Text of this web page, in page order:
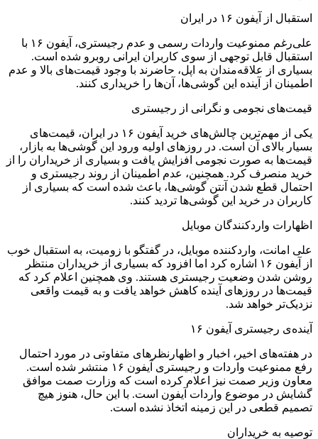
استقبال از آیفون ۱۶ در ایران
علی‌رغم ممنوعیت واردات رسمی و عدم رجیستری، آیفون ۱۶ با
استقبال قابل توجهی از سوی کاربران ایرانی روبرو شده است.
بسیاری از علاقه‌مندان به اپل، حاضرند با وجود قیمت‌های بالا و عدم
اطمینان از آینده این گوشی‌ها، آن‌ها را خریداری کنند.
قیمت‌های نجومی و نگرانی از رجیستری
یکی از مهم‌ترین چالش‌های خرید آیفون ۱۶ در ایران، قیمت‌های
بسیار بالای آن است. در روزهای اولیه ورود این گوشی‌ها به بازار،
قیمت‌ها به صورت نجومی افزایش یافت و بسیاری از خریداران را از
خرید منصرف کرد. همچنین، عدم اطمینان از روند رجیستری و
احتمال قطع شدن آنتن گوشی‌ها، باعث شده است که بسیاری از
کاربران در خرید این گوشی‌ها تردید کنند.
اظهارات واردکنندگان موبایل
علی امانت، واردکننده موبایل، در گفتگو با زومیت، به استقبال خوب
از آیفون ۱۶ اشاره کرد اما افزود که بسیاری از خریداران منتظر
روشن شدن وضعیت رجیستری هستند. وی همچنین اعلام کرد که
قیمت‌ها در روزهای آینده کاهش خواهد یافت و به قیمت واقعی
نزدیک‌تر خواهد شد.
آینده‌ی رجیستری آیفون ۱۶
در هفته‌های اخیر، اخبار و اظهارنظرهای متفاوتی در مورد احتمال
رفع ممنوعیت واردات و رجیستری آیفون ۱۶ منتشر شده است.
معاون وزیر صمت نیز اعلام کرده است که وزارت صمت موافق
گشایش در موضوع واردات آیفون است. با این حال، هنوز هیچ
تصمیم قطعی در این زمینه اتخاذ نشده است.
توصیه به خریداران